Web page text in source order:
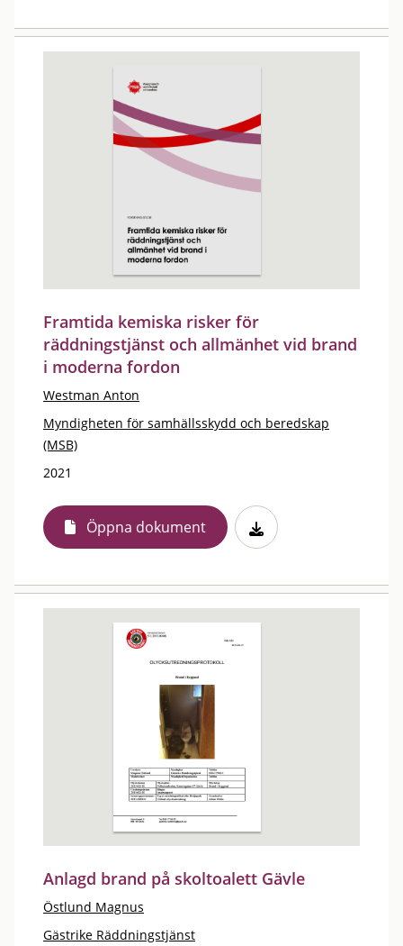
Framtida kemiska risker för
räddningstjänst och allmänhet vid brand
i moderna fordon
Westman Anton
Myndigheten för samhällsskydd och beredskap
(MSB)
2021
Öppna dokument
Anlagd brand på skoltoalett Gävle
Östlund Magnus
Gästrike Räddningstjänst